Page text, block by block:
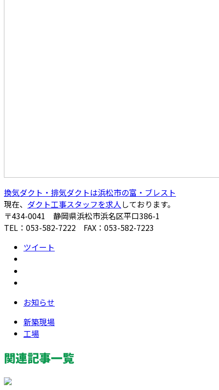
換気ダクト・排気ダクトは浜松市の富・ブレスト
現在、 ダクト工事スタッフを求人しております。
〒434-0041 静岡県浜松市浜名区平口386-1
TEL：053-582-7222 FAX：053-582-7223
ツイート
お知らせ
新築現場
工場
関連記事一覧